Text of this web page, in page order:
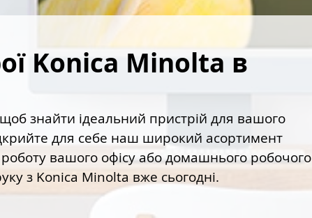
Konica Minolta в
знайти ідеальний пристрій для вашого
для себе наш широкий асортимент
вашого офісу або домашнього робочого
з Konica Minolta вже сьогодні.